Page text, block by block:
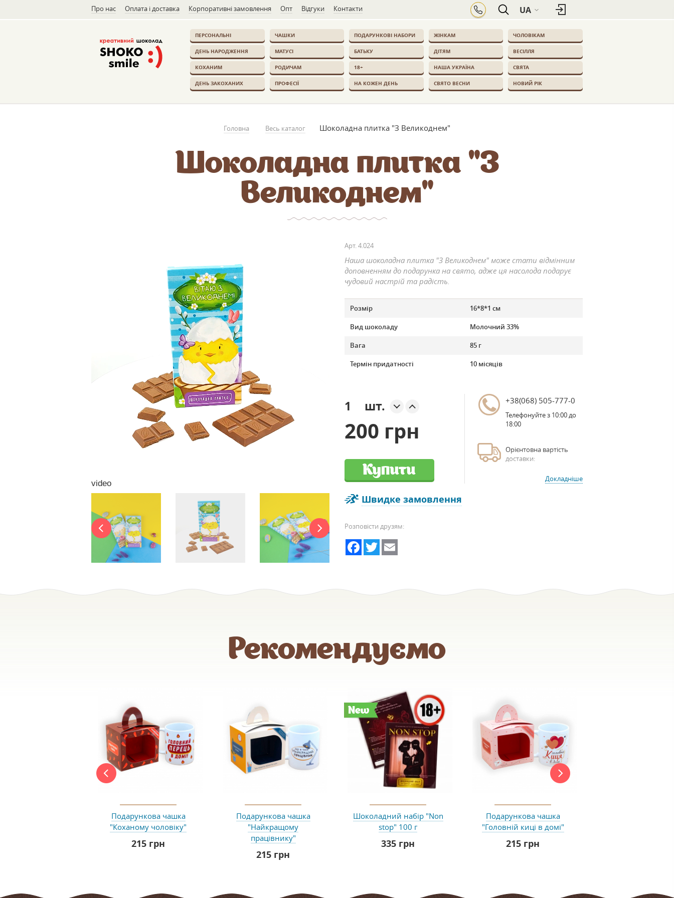
Про нас Оплата і доставка Корпоративні замовлення Опт Відгуки Контакти UA
ПЕРСОНАЛЬНІ ЧАШКИ ПОДАРУНКОВІ НАБОРИ ЖІНКАМ ЧОЛОВІКАМ
ДЕНЬ НАРОДЖЕННЯ МАТУСІ БАТЬКУ ДІТЯМ ВЕСІЛЛЯ
КОХАНИМ РОДИЧАМ 18+ НАША УКРАЇНА СВЯТА
ДЕНЬ ЗАКОХАНИХ ПРОФЕСІЇ НА КОЖЕН ДЕНЬ СВЯТО ВЕСНИ НОВИЙ РІК
Головна Весь каталог Шоколадна плитка "З Великоднем"
Шоколадна плитка "З
Великоднем"
video
Арт.4.024
Наша шоколадна плитка "З Великоднем" може стати відмінним
доповненням до подарунка на свято, адже ця насолода подарує
чудовий настрій та радість.
Розмір 16*8*1 см
Вид шоколаду Молочний 33%
Вага 85 г
Термін придатності 10 місяців
шт.
200 грн
Купити
Швидке замовлення
Розповісти друзям:
Facebook
Twitter
+38(068) 505-777-0
Телефонуйте з 10:00 до
18:00
Орієнтовна вартість
доставки:
Докладніше
Рекомендуємо
Подарункова чашка
"Коханому чоловіку"
215 грн
Подарункова чашка
"Найкращому
працівнику"
215 грн
New
Шоколадний набір "Non
stop" 100 г
335 грн
Подарункова чашка
"Головній киці в домі"
215 грн